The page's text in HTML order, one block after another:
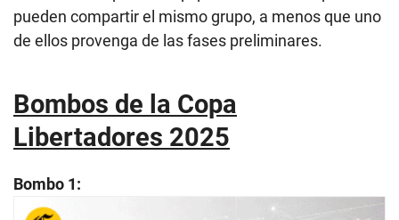
pueden compartir el mismo grupo, a menos que uno
de ellos provenga de las fases preliminares.
Bombos de la Copa
Libertadores 2025
Bombo 1: